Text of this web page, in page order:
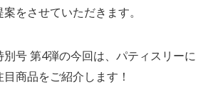
をさせていただきます。
号 第4弾の今回は、パティスリーに
商品をご紹介します！